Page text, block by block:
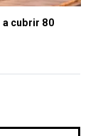
a cubrir 80